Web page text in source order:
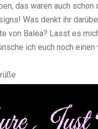
das waren auch schon
Was denkt ihr
von Balea? Lasst es
ich euch noch einen